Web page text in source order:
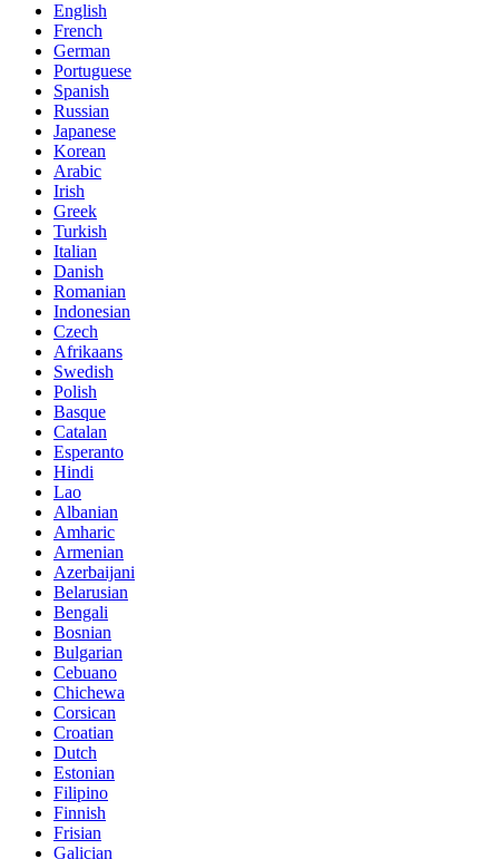
English
French
German
Portuguese
Spanish
Russian
Japanese
Korean
Arabic
Irish
Greek
Turkish
Italian
Danish
Romanian
Indonesian
Czech
Afrikaans
Swedish
Polish
Basque
Catalan
Esperanto
Hindi
Lao
Albanian
Amharic
Armenian
Azerbaijani
Belarusian
Bengali
Bosnian
Bulgarian
Cebuano
Chichewa
Corsican
Croatian
Dutch
Estonian
Filipino
Finnish
Frisian
Galician